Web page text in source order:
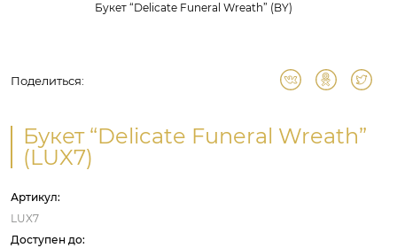
Букет “Delicate Funeral Wreath” (BY)
Поделиться:
Букет “Delicate Funeral Wreath”
(LUX7)
Артикул:
LUX7
Доступен до: